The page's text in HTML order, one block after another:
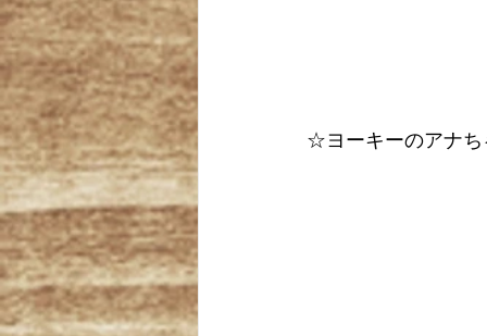
☆ヨーキーのアナ